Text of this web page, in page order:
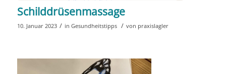
Schilddrüsenmassage
10. Januar 2023 / in Gesundheitstipps / von praxislagler